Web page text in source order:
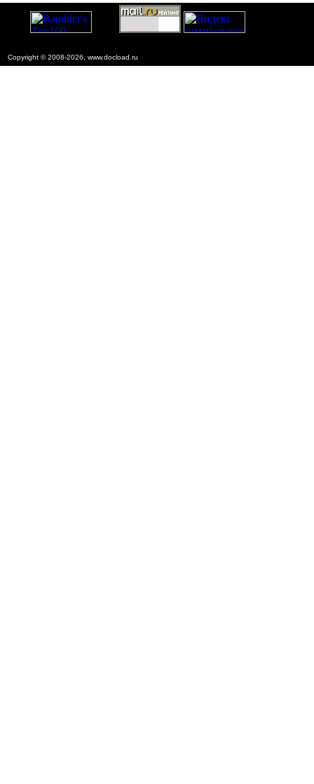
Copyright © 2008-2026, www.docload.ru